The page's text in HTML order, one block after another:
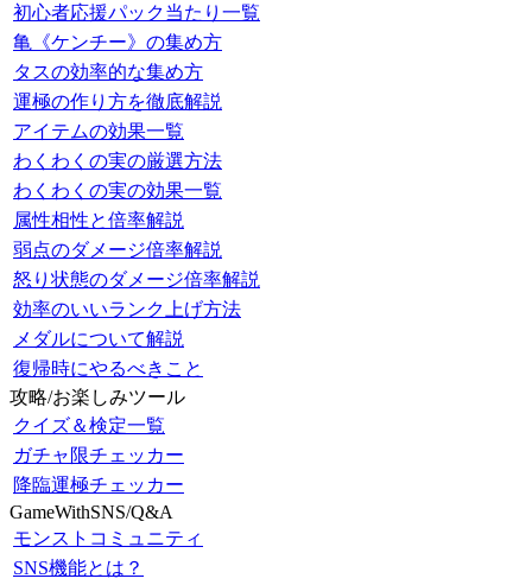
初心者応援パック当たり一覧
亀《ケンチー》の集め方
タスの効率的な集め方
運極の作り方を徹底解説
アイテムの効果一覧
わくわくの実の厳選方法
わくわくの実の効果一覧
属性相性と倍率解説
弱点のダメージ倍率解説
怒り状態のダメージ倍率解説
効率のいいランク上げ方法
メダルについて解説
復帰時にやるべきこと
攻略/お楽しみツール
クイズ＆検定一覧
ガチャ限チェッカー
降臨運極チェッカー
GameWithSNS/Q&A
モンストコミュニティ
SNS機能とは？